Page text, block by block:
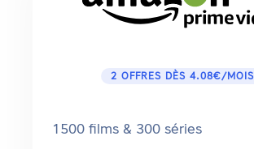
2 OFFRES DÈS 4.08€/MOIS
1500 films & 300 séries